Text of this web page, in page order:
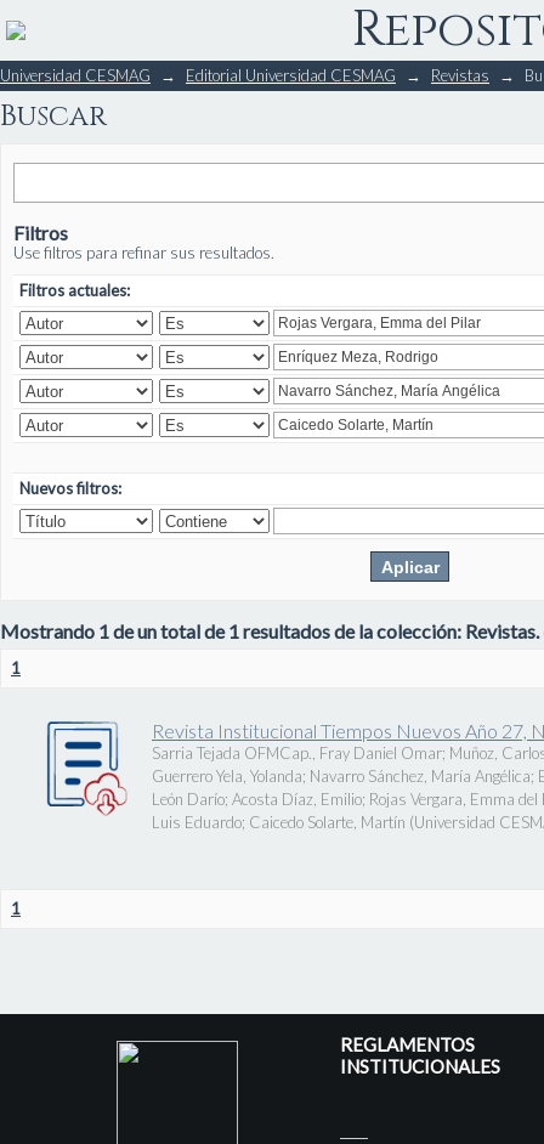
Buscar
Universidad CESMAG → Editorial Universidad CESMAG → Revistas →
Buscar
Filtros
Use filtros para refinar sus resultados.
Filtros actuales:
Nuevos filtros:
Mostrando 1 de un total de 1 resultados de la colección: Revistas.
1
Revista Institucional Tiempos Nuevos Año 27,
Sarria Tejada OFMCap., Fray Daniel Omar; Muñoz,
Guerrero Yela, Yolanda; Navarro Sánchez, María Angélica;
León Darío; Acosta Díaz, Emilio; Rojas Vergara, Emma del
Luis Eduardo; Caicedo Solarte, Martín (Universidad
1
REGLAMENTOS
INSTITUCIONALES